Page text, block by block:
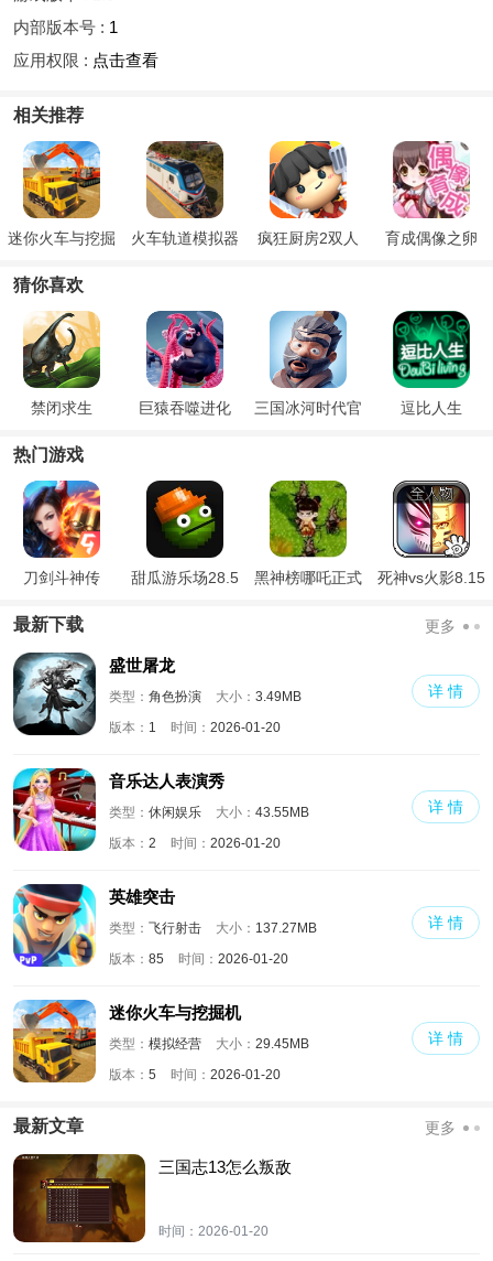
内部版本号 : 1
应用权限 : 点击查看
相关推荐
迷你火车与挖掘
火车轨道模拟器
疯狂厨房2双人
育成偶像之卵
猜你喜欢
禁闭求生 巨猿吞噬进化
三国冰河时代官
逗比人生
热门游戏
刀剑斗神传
甜瓜游乐场28.5
黑神榜哪吒正式
死神vs火影8.15
最新下载 更多
盛世屠龙
类型： 角色扮演 大小： 3.49MB
版本： 1 时间： 2026-01-20
详 情
音乐达人表演秀
类型： 休闲娱乐 大小： 43.55MB
版本： 2 时间： 2026-01-20
详 情
英雄突击
类型： 飞行射击 大小： 137.27MB
版本： 85 时间： 2026-01-20
详 情
迷你火车与挖掘机
类型： 模拟经营 大小： 29.45MB
版本： 5 时间： 2026-01-20
详 情
最新文章 更多
三国志13怎么叛敌
时间： 2026-01-20